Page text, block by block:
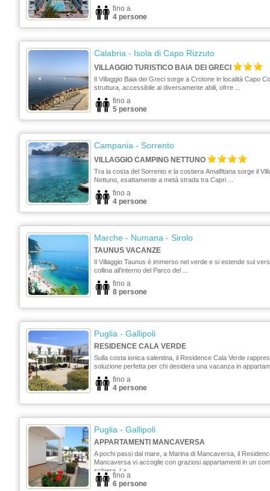
fino a
4 persone
Calabria - Isola di Capo Rizzuto
VILLAGGIO TURISTICO BAIA DEI GRECI
Il Villaggio Baia dei Greci sorge a Crotone in località Capo
struttura, accessibile ai diversamente abili, ofrre ...
fino a
5 persone
Campania - Sorrento
VILLAGGIO CAMPING NETTUNO
Tra la costa del Sorrento e la costiera Amalfitana sorge il
Nettuno, esattamente a metà strada tra Capri ...
fino a
4 persone
Marche- Numana - Sirolo
TAUNUS VACANZE
Il Villaggio Taunus è immerso nel verde e si estende sul
collina all’interno del Parco del ...
fino a
8 persone
Puglia - Gallipoli
RESIDENCE CALA VERDE
Sulla costa ionica salentina, il Residence Cala Verde
soluzione perfetta per chi desidera una vacanza in
fino a
4 persone
Puglia - Gallipoli
APPARTAMENTI MANCAVERSA
A pochi passi dal mare, a Marina di Mancaversa, il
Mancaversa vi accoglie con graziosi appartamenti in un
schiera. La ...
fino a
6 persone